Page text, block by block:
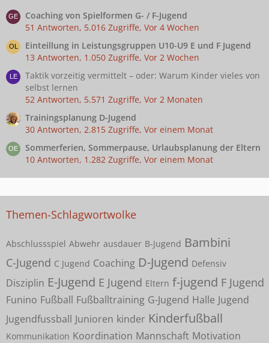
Coaching von Spielformen G- / F-Jugend
51 Antworten, 5.016 Zugriffe, Vor 4 Wochen
Einteillung in Leistungsgruppen U10-U9 E und F Jugend
13 Antworten, 1.050 Zugriffe, Vor 2 Wochen
Taktik vorzeitig vermittelt – oder: Warum Kinder vieles von
selbst lernen
52 Antworten, 5.571 Zugriffe, Vor 2 Monaten
Trainingsplanung D-Jugend
30 Antworten, 2.815 Zugriffe, Vor einem Monat
Sommerferien, Sommerpause, Urlaubsplanung der Eltern
10 Antworten, 1.282 Zugriffe, Vor einem Monat
Themen-Schlagwortwolke
Abschlussspiel Abwehr ausdauer B-Jugend Bambini
C-Jugend C Jugend Coaching D-Jugend Defensiv
Disziplin E-Jugend E Jugend Eltern f-jugend F Jugend
Funino Fußball Fußballtraining G-Jugend Halle Jugend
Jugendfussball Junioren kinder Kinderfußball
Kommunikation Koordination Mannschaft Motivation